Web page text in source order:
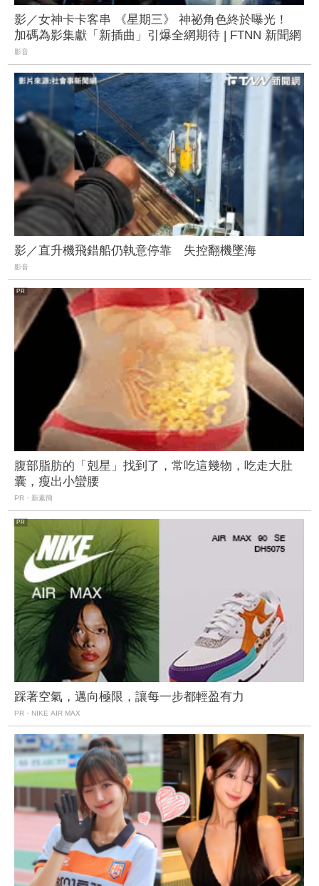
影／女神卡卡客串 《星期三》 神祕角色終於曝光！
加碼為影集獻「新插曲」引爆全網期待 | FTNN 新聞網
影音
影／直升機飛錯船仍執意停靠 失控翻機墜海
影音
腹部脂肪的「剋星」找到了，常吃這幾物，吃走大肚
囊，瘦出小蠻腰
PR・新素簡
踩著空氣，邁向極限，讓每一步都輕盈有力
PR・NIKE AIR MAX